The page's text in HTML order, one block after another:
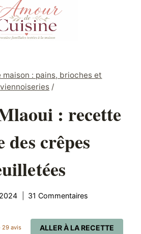
maison : pains, brioches et
viennoiseries /
: recette
des crêpes
31 Commentaires
ALLER À LA RECETTE
29avis